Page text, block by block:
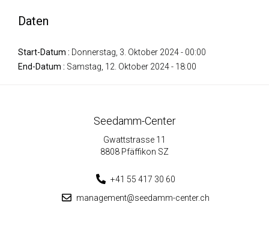
Daten
Start-Datum : Donnerstag, 3. Oktober 2024 - 00:00
End-Datum : Samstag, 12. Oktober 2024 - 18:00
Seedamm-Center
Gwattstrasse 11
8808 Pfäffikon SZ
+41 55 417 30 60
management@seedamm-center.ch